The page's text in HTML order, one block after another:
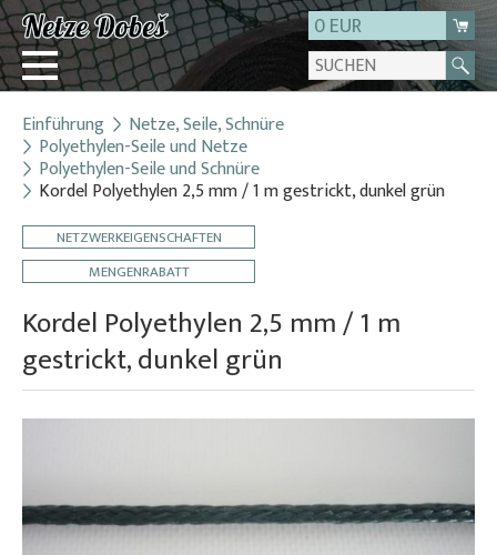
0 EUR
Login
Registrierung
Kontakt
Einführung Netze, Seile, Schnüre
Polyethylen-Seile und Netze
Polyethylen-Seile und Schnüre
Kordel Polyethylen 2,5 mm / 1 m gestrickt, dunkel grün
NETZWERKEIGENSCHAFTEN
MENGENRABATT
Kordel Polyethylen 2,5 mm / 1 m
gestrickt, dunkel grün